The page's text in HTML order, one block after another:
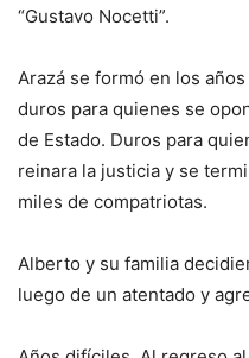
“Gustavo Nocetti”.
Arazá se formó en los
duros para quienes se
de Estado. Duros para
reinara la justicia y se
miles de compatriotas.
Alberto y su familia
luego de un atentado y